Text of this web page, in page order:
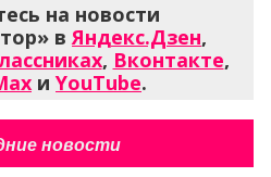
на новости
вЯндекс.Дзен,
, Вконтакте,
и YouTube.
новости